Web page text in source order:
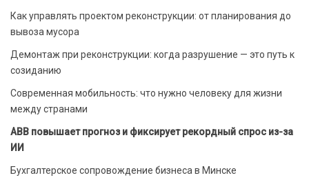
Как управлять проектом реконструкции: от планирования до
вывоза мусора
Демонтаж при реконструкции: когда разрушение — это путь к
созиданию
Современная мобильность: что нужно человеку для жизни
между странами
ABB повышает прогноз и фиксирует рекордный спрос из-за
ИИ
Бухгалтерское сопровождение бизнеса в Минске